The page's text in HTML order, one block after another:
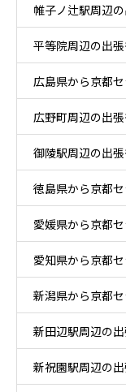
ア
帷子ノ辻駅周辺
後ケア
平等院周辺の出
広島県から京都
広野町周辺の出
御陵駅周辺の出
徳島県から京都
愛媛県から京都
愛知県から京都
新潟県から京都
新田辺駅周辺の
新祝園駅周辺の